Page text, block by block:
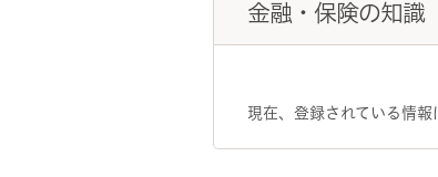
金融・保険の知識
現在、登録されている情報